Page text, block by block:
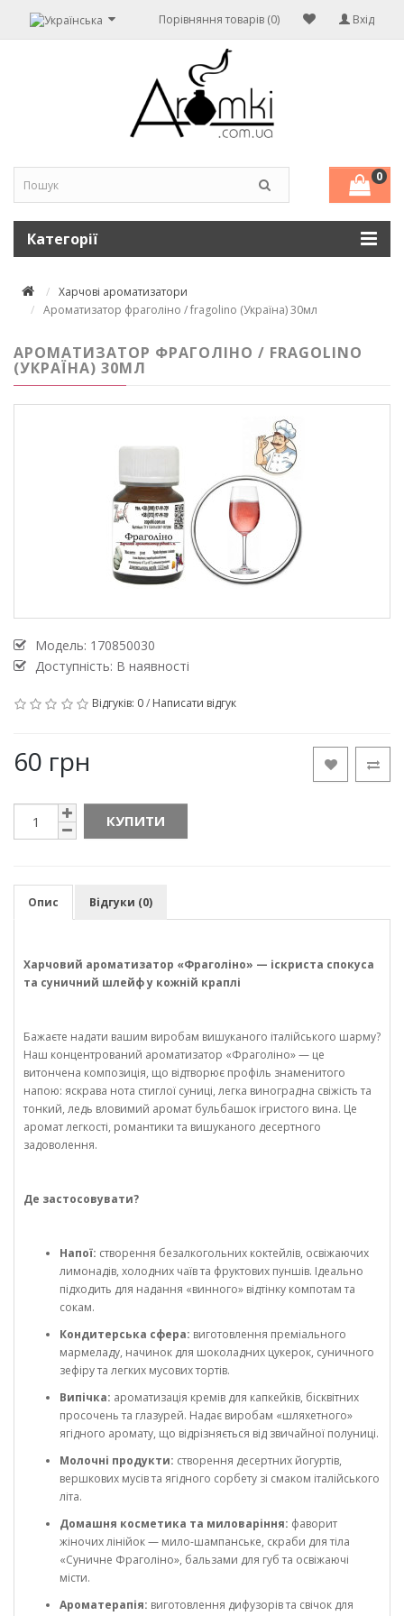
Вхід
Порівняння товарів (0)
0
Категорії
Харчові ароматизатори
Ароматизатор фраголіно / fragolino (Україна) 30мл
АРОМАТИЗАТОР ФРАГОЛІНО / FRAGOLINO
(УКРАЇНА) 30МЛ
Модель: 170850030
Доступність: В наявності
Відгуків: 0/ Написати відгук
60 грн
КУПИТИ
Опис Відгуки (0)
Харчовий ароматизатор «Фраголіно» — іскриста спокуса
та суничний шлейф у кожній краплі
Бажаєте надати вашим виробам вишуканого італійського шарму?
Наш концентрований ароматизатор «Фраголіно» — це
витончена композиція, що відтворює профіль знаменитого
напою: яскрава нота стиглої суниці, легка виноградна свіжість та
тонкий, ледь вловимий аромат бульбашок ігристого вина. Це
аромат легкості, романтики та вишуканого десертного
задоволення.
Де застосовувати?
Напої: створення безалкогольних коктейлів, освіжаючих
лимонадів, холодних чаїв та фруктових пуншів. Ідеально
підходить для надання «винного» відтінку компотам та
сокам.
Кондитерська сфера: виготовлення преміального
мармеладу, начинок для шоколадних цукерок, суничного
зефіру та легких мусових тортів.
Випічка: ароматизація кремів для капкейків, бісквітних
просочень та глазурей. Надає виробам «шляхетного»
ягідного аромату, що відрізняється від звичайної полуниці.
Молочні продукти: створення десертних йогуртів,
вершкових мусів та ягідного сорбету зі смаком італійського
літа.
Домашня косметика та миловаріння: фаворит
жіночих лінійок — мило-шампанське, скраби для тіла
«Суничне Фраголіно», бальзами для губ та освіжаючі
місти.
Ароматерапія: виготовлення дифузорів та свічок для